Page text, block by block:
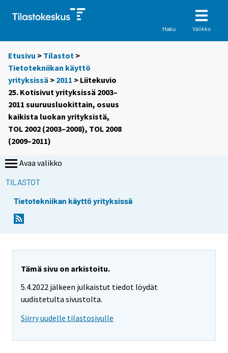
Haku Valikko
Etusivu > Tilastot >
Tietotekniikan käyttö
yrityksissä > 2011 > Liitekuvio
25. Kotisivut yrityksissä 2003–
2011 suuruusluokittain, osuus
kaikista luokan yrityksistä,
TOL 2002 (2003–2008), TOL 2008
(2009–2011)
Avaa valikko
TILASTOT
Tietotekniikan käyttö yrityksissä
Tämä sivu on arkistoitu.
5.4.2022 jälkeen julkaistut tiedot löydät
uudistetulta sivustolta.
Siirry uudelle tilastosivulle